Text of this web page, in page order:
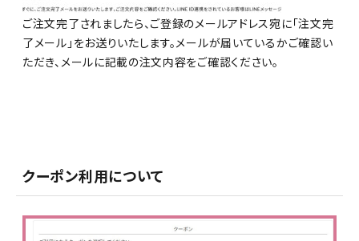
ご注文完了されましたら、ご登録のメールアドレス宛に「注文完
了メール」をお送りいたします。メールが届いているかご確認い
ただき、メールに記載の注文内容をご確認ください。
クーポン利用について